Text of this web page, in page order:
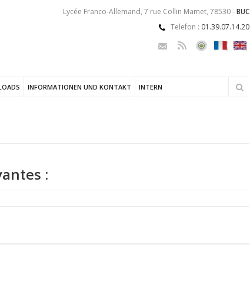
Lycée Franco-Allemand, 7 rue Collin Mamet, 78530 -BUC
Telefon : 01.39.07.14.20
INFORMATIONEN UND KONTAKT INTERN
: